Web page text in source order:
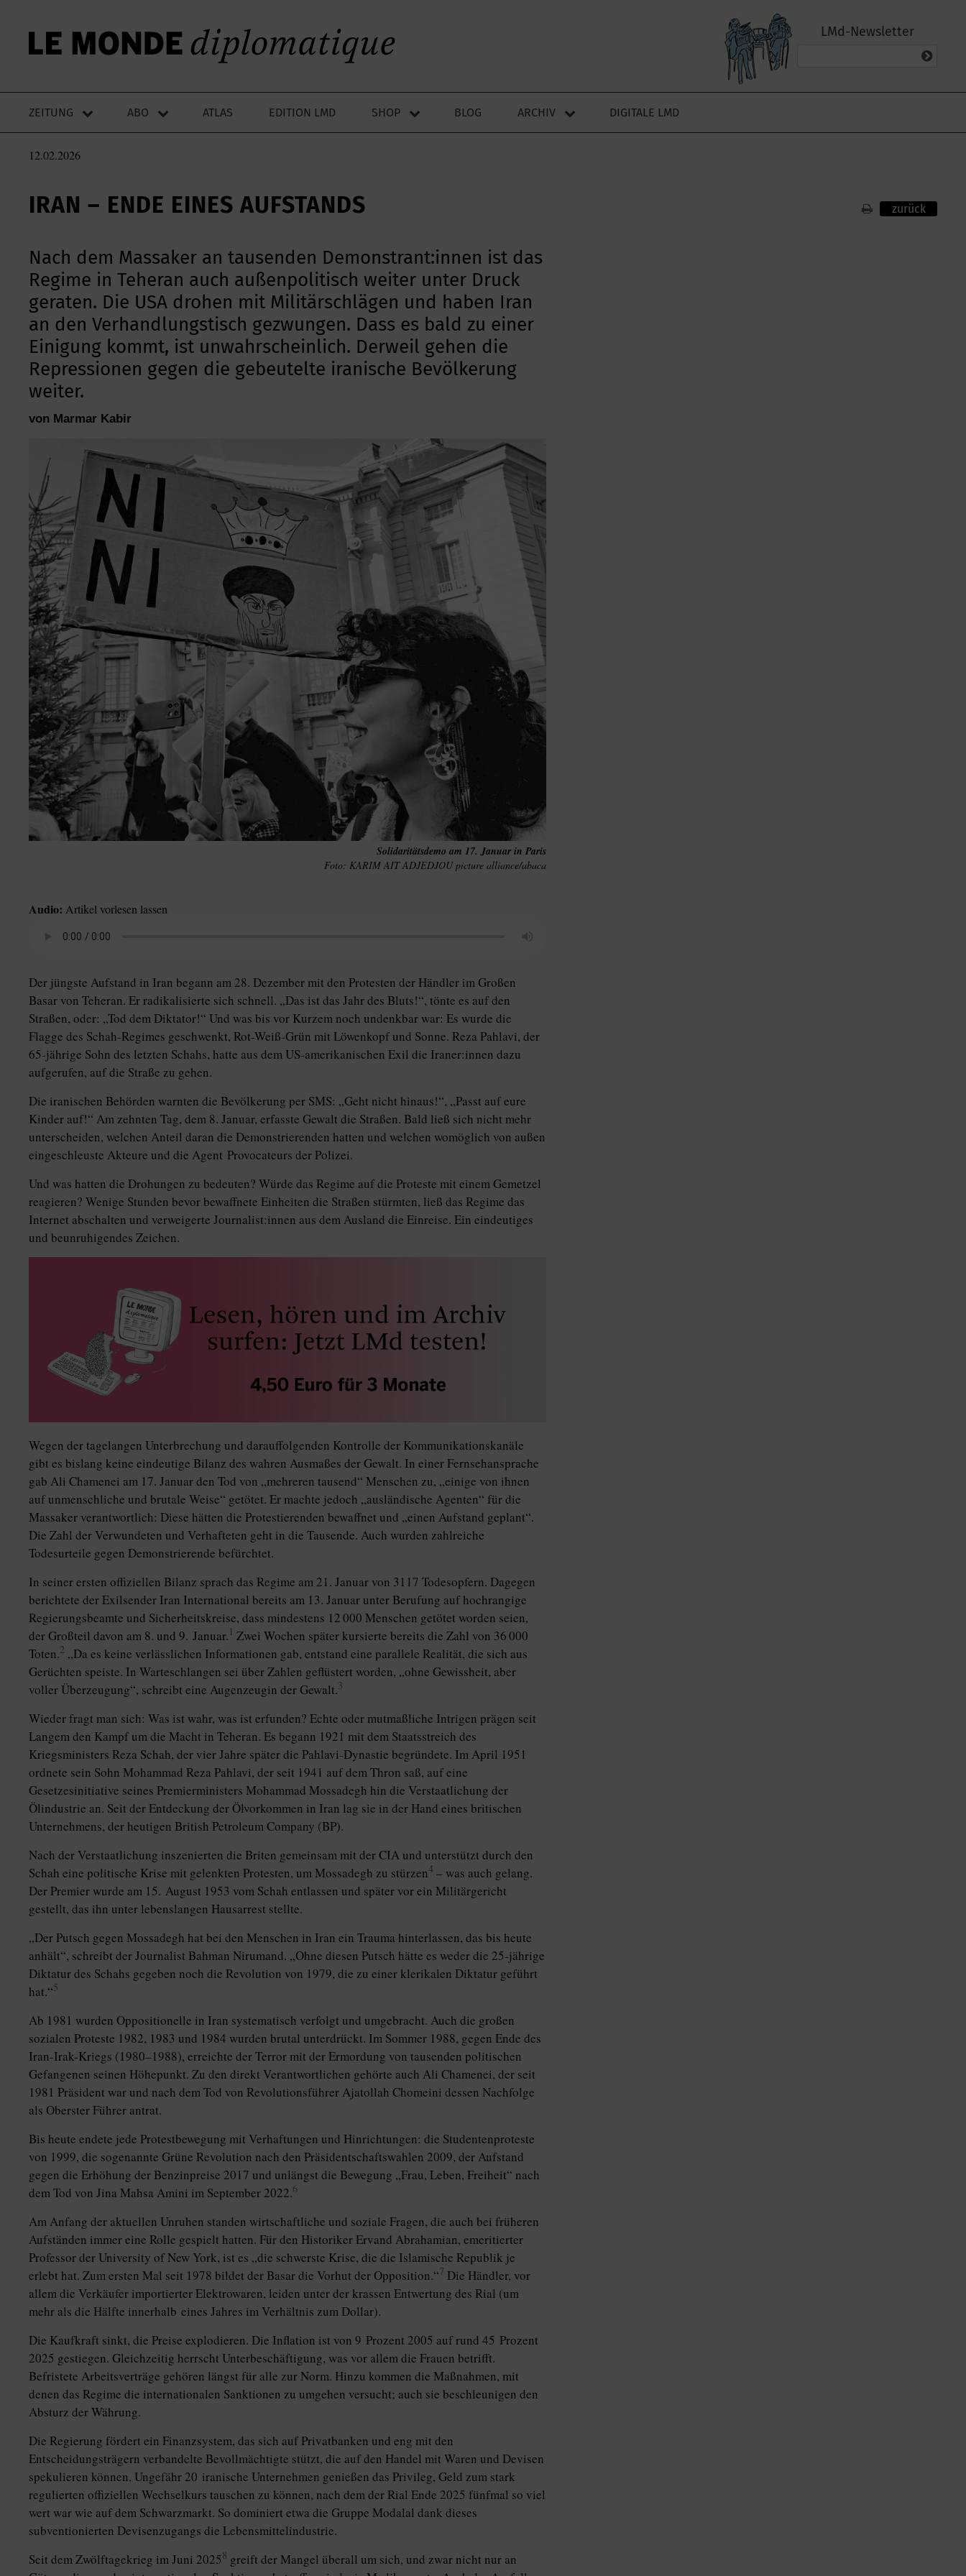
LMd-Newsletter
ZEITUNG ABO ATLAS EDITION LMD SHOP BLOG ARCHIV DIGITALE LMD
12.02.2026
IRAN – ENDE EINES AUFSTANDS zurück
Nach dem Massaker an tausenden Demonstrant:innen ist das
Regime in Teheran auch außenpolitisch weiter unter Druck
geraten. Die USA drohen mit Militärschlägen und haben Iran
an den Verhandlungstisch gezwungen. Dass es bald zu einer
Einigung kommt, ist unwahrscheinlich. Derweil gehen die
Repressionen gegen die gebeutelte iranische Bevölkerung
weiter.
von Marmar Kabir
Solidaritätsdemo am 17. Januar in Paris
KARIM AIT ADJEDJOU picture alliance/abaca
Audio: Artikel vorlesen lassen
Der jüngste Aufstand in Iran begann am 28. Dezember mit den Protesten der Händler im Großen
Basar von Teheran. Er radikalisierte sich schnell. „Das ist das Jahr des Bluts!“, tönte es auf den
Straßen, oder: „Tod dem Diktator!“ Und was bis vor Kurzem noch undenkbar war: Es wurde die
Flagge des Schah-Regimes geschwenkt, Rot-Weiß-Grün mit Löwenkopf und Sonne. Reza Pahlavi, der
65-jährige Sohn des letzten Schahs, hatte aus dem US-amerikanischen Exil die Ira­ne­r:in­nen dazu
aufgerufen, auf die Straße zu gehen.
Die iranischen Behörden warnten die Bevölkerung per SMS: „Geht nicht hinaus!“, „Passt auf eure
Kinder auf!“ Am zehnten Tag, dem 8. Januar, erfasste Gewalt die Straßen. Bald ließ sich nicht mehr
unterscheiden, welchen Anteil daran die Demonstrierenden hatten und welchen womöglich von außen
eingeschleuste Akteure und die Agent Provocateurs der Polizei.
Und was hatten die Drohungen zu bedeuten? Würde das Regime auf die Proteste mit einem Gemetzel
reagieren? Wenige Stunden bevor bewaffnete Einheiten die Straßen stürmten, ließ das Regime das
Internet abschalten und verweigerte Jour­na­lis­t:in­nen aus dem Ausland die Einreise. Ein eindeutiges
und beunruhigendes Zeichen.
Wegen der tagelangen Unterbrechung und darauffolgenden Kontrolle der Kommunikationskanäle
gibt es bislang keine eindeutige Bilanz des wahren Ausmaßes der Gewalt. In einer Fernsehansprache
gab Ali Chamenei am 17. Januar den Tod von „mehreren tausend“ Menschen zu, „einige von ihnen
auf unmenschliche und brutale Weise“ getötet. Er machte jedoch „ausländische Agenten“ für die
Massaker verantwortlich: Diese hätten die Protestierenden bewaffnet und „einen Aufstand geplant“.
Die Zahl der Verwundeten und Verhafteten geht in die Tausende. Auch wurden zahlreiche
Todesurteile gegen Demonstrierende befürchtet.
In seiner ersten offiziellen Bilanz sprach das Regime am 21. Januar von 3117 Todesopfern. Dagegen
berichtete der Exilsender Iran International bereits am 13. Januar unter Berufung auf hochrangige
Regierungsbeamte und Sicherheitskreise, dass mindestens 12 000 Menschen getötet worden seien,
der Großteil davon am 8. und 9. Januar. 1 Zwei Wochen später kursierte bereits die Zahl von 36 000
Toten.2 „Da es keine verlässlichen In­for­ma­tio­nen gab, entstand eine parallele Realität, die sich aus
Gerüchten speiste. In Warteschlangen sei über Zahlen geflüstert worden, „ohne Gewissheit, aber
voller Überzeugung“, schreibt eine Augenzeugin der Gewalt.3
Wieder fragt man sich: Was ist wahr, was ist erfunden? Echte oder mutmaßliche Intrigen prägen seit
Langem den Kampf um die Macht in Teheran. Es begann 1921 mit dem Staatsstreich des
Kriegsministers Reza Schah, der vier Jahre später die Pahlavi-Dynastie begründete. Im April 1951
ordnete sein Sohn Mohammad Reza Pahlavi, der seit 1941 auf dem Thron saß, auf eine
Gesetzesinitiative seines Premierministers Mohammad Mossadegh hin die Verstaatlichung der
Ölindustrie an. Seit der Entdeckung der Ölvorkommen in Iran lag sie in der Hand eines britischen
Unternehmens, der heutigen ­British Petroleum Company (BP).
Nach der Verstaatlichung inszenierten die Briten gemeinsam mit der CIA und unterstützt durch den
Schah eine politische Krise mit gelenkten Protesten, um Mossadegh zu stürzen4 – was auch gelang.
Der Premier wurde am 15. August 1953 vom Schah entlassen und später vor ein Militärgericht
gestellt, das ihn unter lebenslangen Hausarrest stellte.
„Der Putsch gegen Mossadegh hat bei den Menschen in Iran ein Trauma hinterlassen, das bis heute
anhält“, schreibt der Journalist Bahman ­Nirumand. „Ohne diesen Putsch hätte es weder die 25-jährige
Diktatur des Schahs gegeben noch die Revolution von 1979, die zu einer klerikalen Diktatur geführt
hat.“5
Ab 1981 wurden Oppositionelle in Iran systematisch verfolgt und umgebracht. Auch die großen
sozialen Proteste 1982, 1983 und 1984 wurden brutal unterdrückt. Im Sommer 1988, gegen Ende des
Iran-Irak-Kriegs (1980–1988), erreichte der Terror mit der Ermordung von tausenden politischen
Gefangenen seinen Höhepunkt. Zu den direkt Verantwortlichen gehörte auch Ali Chamenei, der seit
1981 Präsident war und nach dem Tod von Re­vo­lu­tions­füh­rer Ajatollah Chomeini dessen Nachfolge
als Oberster Führer antrat.
Bis heute endete jede Protestbewegung mit Verhaftungen und Hinrichtungen: die Studentenproteste
von 1999, die sogenannte Grüne Revolution nach den Präsidentschaftswahlen 2009, der Aufstand
gegen die Erhöhung der Benzinpreise 2017 und unlängst die Bewegung „Frau, Leben, Freiheit“ nach
dem Tod von Jina Mahsa Amini im September 2022.6
Am Anfang der aktuellen Unruhen standen wirtschaftliche und soziale Fragen, die auch bei früheren
Aufständen immer eine Rolle gespielt hatten. Für den Historiker Ervand Abra­ha­mian, emeritierter
Professor der University of New York, ist es „die schwerste Krise, die die Islamische Republik je
erlebt hat. Zum ersten Mal seit 1978 bildet der Basar die Vorhut der Opposition.“7 Die Händler, vor
allem die Verkäufer importierter Elektrowaren, leiden unter der krassen Entwertung des Rial (um
mehr als die Hälfte innerhalb eines Jahres im Verhältnis zum Dollar).
Die Kaufkraft sinkt, die Preise explodieren. Die Inflation ist von 9 Prozent 2005 auf rund 45 Prozent
2025 gestiegen. Gleichzeitig herrscht Unterbeschäftigung, was vor allem die Frauen betrifft.
Befristete Arbeitsverträge gehören längst für alle zur Norm. Hinzu kommen die Maßnahmen, mit
denen das Regime die internationalen Sanktionen zu umgehen versucht; auch sie beschleunigen den
Absturz der Währung.
Die Regierung fördert ein Finanzsystem, das sich auf Privatbanken und eng mit den
Entscheidungsträgern verbandelte Bevollmächtigte stützt, die auf den Handel mit Waren und Devisen
spekulieren können. Ungefähr 20 iranische Unternehmen genießen das Privileg, Geld zum stark
regulierten offiziellen Wechselkurs tauschen zu können, nach dem der Rial Ende 2025 fünfmal so viel
wert war wie auf dem Schwarzmarkt. So dominiert etwa die Gruppe Modalal dank dieses
subventionierten Devisenzugangs die Lebensmittel­industrie.
Seit dem Zwölftagekrieg im Juni 20258 greift der Mangel überall um sich, und zwar nicht nur an